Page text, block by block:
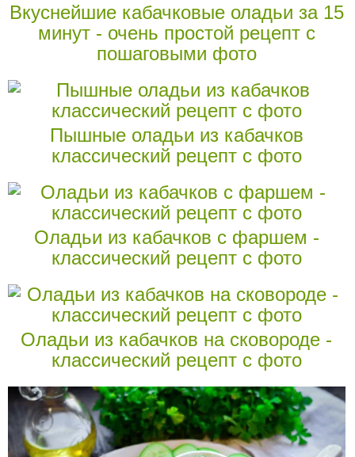
Вкуснейшие кабачковые оладьи за 15
минут - очень простой рецепт с
пошаговыми фото
Пышные оладьи из кабачков
классический рецепт с фото
Оладьи из кабачков с фаршем -
классический рецепт с фото
Оладьи из кабачков на сковороде -
классический рецепт с фото